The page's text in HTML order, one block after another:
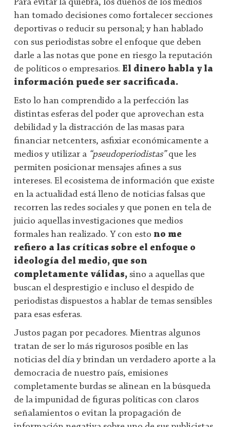
Para evitar la quiebra, los dueños de los medios
han tomado decisiones como fortalecer secciones
deportivas o reducir su personal; y han hablado
con sus periodistas sobre el enfoque que deben
darle a las notas que pone en riesgo la reputación
de políticos o empresarios. El dinero habla y la
información puede ser sacrificada.
Esto lo han comprendido a la perfección las
distintas esferas del poder que aprovechan esta
debilidad y la distracción de las masas para
financiar netcenters, asfixiar económicamente a
medios y utilizar a “pseudoperiodistas”que les
permiten posicionar mensajes afines a sus
intereses. El ecosistema de información que existe
en la actualidad está lleno de noticias falsas que
recorren las redes sociales y que ponen en tela de
juicio aquellas investigaciones que medios
formales han realizado. Y con esto no me
refiero a las críticas sobre el enfoque o
ideología del medio, que son
completamente válidas, sino a aquellas que
buscan el desprestigio e incluso el despido de
periodistas dispuestos a hablar de temas sensibles
para esas esferas.
Justos pagan por pecadores. Mientras algunos
tratan de ser lo más rigurosos posible en las
noticias del día y brindan un verdadero aporte a la
democracia de nuestro país, emisiones
completamente burdas se alinean en la búsqueda
de la impunidad de figuras políticas con claros
señalamientos o evitan la propagación de